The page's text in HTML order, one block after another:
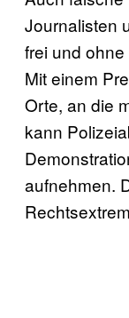
Journalisten
frei und
Mit einem
Orte, an die
kann
aufnehmen.